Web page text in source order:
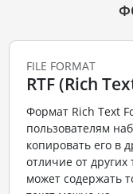
FILE FORMAT
RTF (Rich
Формат Rich Text
пользователям
копировать его в
отличие от
может содержать